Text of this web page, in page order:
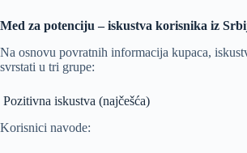
Med za potenciju – iskustva korisnika iz
Na osnovu povratnih informacija kupaca,
svrstati u tri grupe:
Pozitivna iskustva (najčešća)
Korisnici navode: